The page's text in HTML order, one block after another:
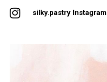
silky.pastry Instagram